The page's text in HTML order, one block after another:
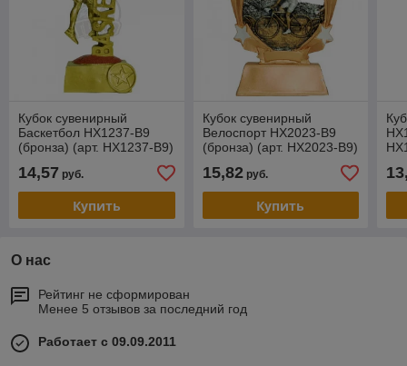
Кубок сувенирный
Баскетбол HX1237-B9
(бронза) (арт. HX1237-B9)
14,57 руб.
Купить
Кубок сувенирный
Велоспорт HX2023-B9
(бронза) (арт. HX2023-B9)
15,82руб.
Купить
О нас
Рейтинг не сформирован
Менее 5 отзывов за последний год
Работает с 09.09.2011